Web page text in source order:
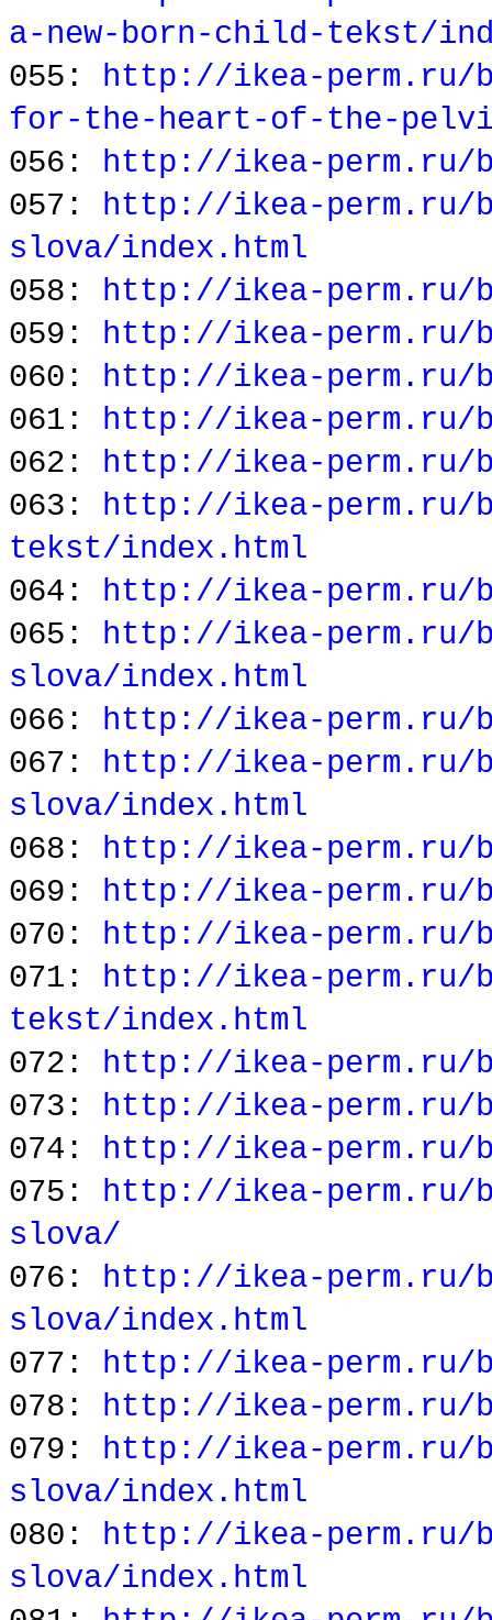
a-new-born-child-tekst/
055: http://ikea-perm.ru/
for-the-heart-of-the-
056: http://ikea-perm.ru/
057: http://ikea-perm.ru/
slova/index.html
058: http://ikea-perm.ru/
059: http://ikea-perm.ru/
060: http://ikea-
061: http://ikea-perm.ru/
062: http://ikea-perm.ru/
063: http://ikea-perm.ru/
tekst/index.html
064: http://ikea-perm.ru/
065: http://ikea-perm.ru/
slova/index.html
066: http://ikea-perm.ru/
067: http://ikea-perm.ru/
slova/index.html
068: http://ikea-perm.ru/
069: http://ikea-perm.ru/
070: http://ikea-perm.ru/
071: http://ikea-perm.ru/
tekst/index.html
072: http://ikea-perm.ru/
073: http://ikea-perm.ru/
074: http://ikea-perm.ru/
075: http://ikea-perm.ru/
slova/
076: http://ikea-perm.ru/
slova/index.html
077: http://ikea-perm.ru/
078: http://ikea-perm.ru/
079: http://ikea-perm.ru/
slova/index.html
080: http://ikea-perm.ru/
slova/index.html